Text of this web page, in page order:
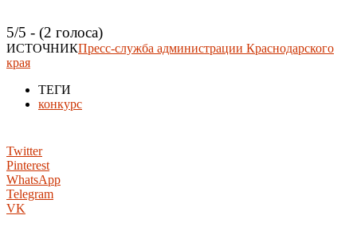
5/5 - (2 голоса)
ИСТОЧНИКПресс-служба администрации Краснодарского
края
ТЕГИ
конкурс
Twitter
Pinterest
WhatsApp
Telegram
VK